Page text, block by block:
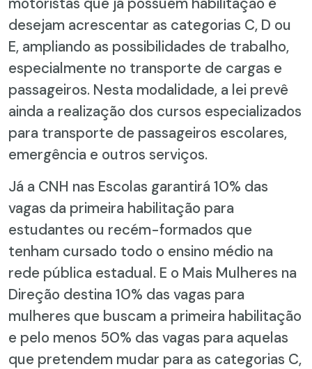
desejam acrescentar as categorias C, D ou
E, ampliando as possibilidades de trabalho,
especialmente no transporte de cargas e
passageiros. Nesta modalidade, a lei prevê
ainda a realização dos cursos especializados
para transporte de passageiros escolares,
emergência e outros serviços.
Já a CNH nas Escolas garantirá 10% das
vagas da primeira habilitação para
estudantes ou recém-formados que
tenham cursado todo o ensino médio na
rede pública estadual. E o Mais Mulheres na
Direção destina 10% das vagas para
mulheres que buscam a primeira habilitação
e pelo menos 50% das vagas para aquelas
que pretendem mudar para as categorias C,